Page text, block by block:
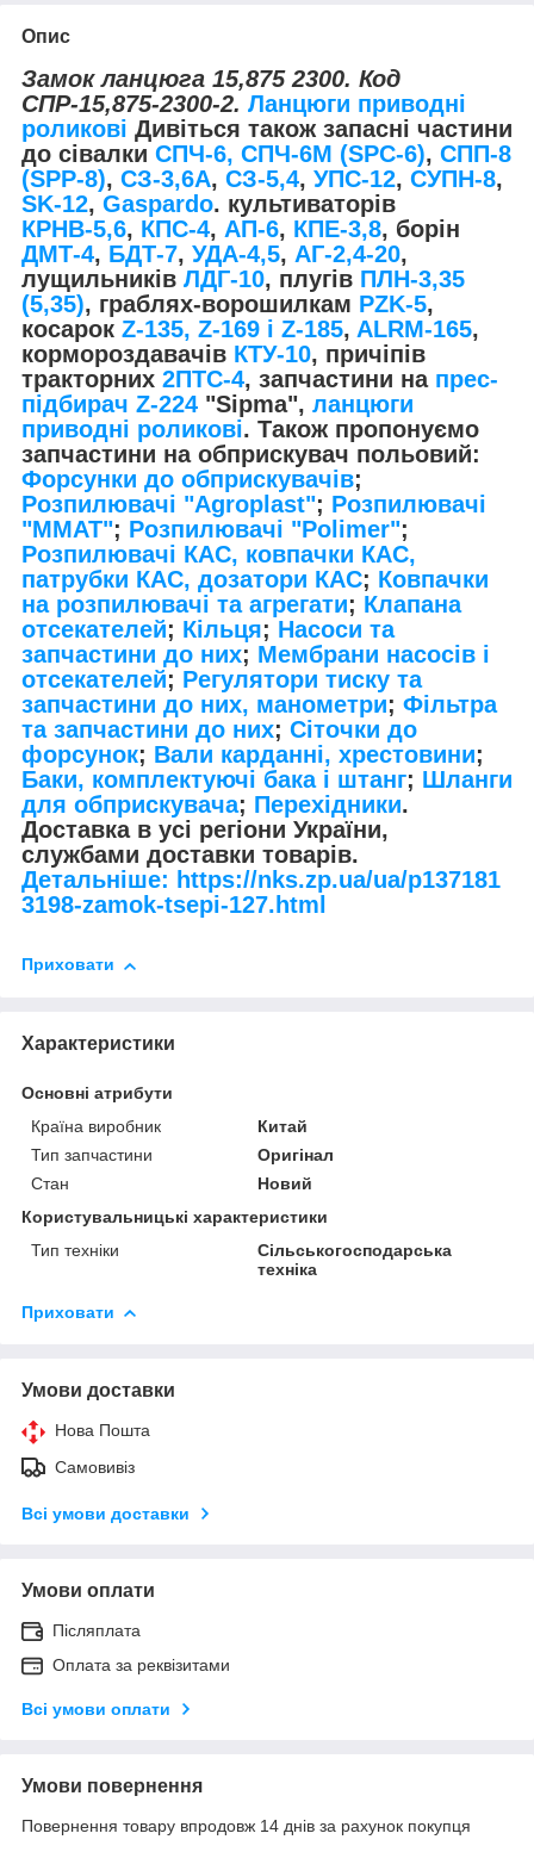
Опис
Замок ланцюга 15,875 2300. Код
СПР-15,875-2300-2. Ланцюги приводні
роликові Дивіться також запасні частини
до сівалки СПЧ-6, СПЧ-6М (ЅРС-6), СПП-8
(SPP-8), СЗ-3,6А, СЗ-5,4, УПС-12, СУПН-8,
SK-12, Gaspardo. культиваторів
КРНВ-5,6, КПС-4, АП-6, КПЕ-3,8, борін
ДМТ-4, БДТ-7, УДА-4,5, АГ-2,4-20,
лущильників ЛДГ-10, плугів ПЛН-3,35
(5,35), граблях-ворошилкам PZK-5,
косарок Z-135, Z-169 і Z-185, ALRM-165,
кормороздавачів КТУ-10, причіпів
тракторних 2ПТС-4, запчастини на прес-
підбирач Z-224 "Sipma", ланцюги
приводні роликові. Також пропонуємо
запчастини на обприскувач польовий:
Форсунки до обприскувачів;
Розпилювачі "Agroplast"; Розпилювачі
"MMAT"; Розпилювачі "Polimer";
Розпилювачі КАС, ковпачки КАС,
патрубки КАС, дозатори КАС; Ковпачки
на розпилювачі та агрегати; Клапана
отсекателей; Кільця; Насоси та
запчастини до них; Мембрани насосів і
отсекателей; Регулятори тиску та
запчастини до них, манометри; Фільтра
та запчастини до них; Сіточки до
форсунок; Вали карданні, хрестовини;
Баки, комплектуючі бака і штанг; Шланги
для обприскувача; Перехідники.
Доставка в усі регіони України,
службами доставки товарів.
Детальніше: https://nks.zp.ua/ua/p137181
3198-zamok-tsepi-127.html
Приховати
Характеристики
Основні атрибути
Країна виробник
Китай
Тип запчастини
Оригінал
Стан
Новий
Користувальницькі характеристики
Тип техніки
Сільськогосподарська
техніка
Приховати
Умови доставки
Нова Пошта
Самовивіз
Всі умови доставки
Умови оплати
Післяплата
Оплата за реквізитами
Всі умови оплати
Умови повернення
Повернення товару впродовж 14 днів за рахунок покупця